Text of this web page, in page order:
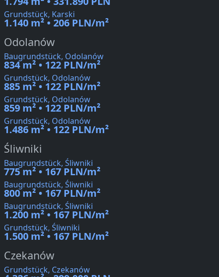
Grundstück, Karski
1.140 m² • 206 PLN/m²
Odolanów
Baugrundstück, Odolanów
834 m² • 122 PLN/m²
Grundstück, Odolanów
885 m² • 122 PLN/m²
Grundstück, Odolanów
859 m² • 122 PLN/m²
Grundstück, Odolanów
1.486 m² • 122 PLN/m²
Śliwniki
Baugrundstück, Śliwniki
775 m² • 167 PLN/m²
Baugrundstück, Śliwniki
800 m² • 167 PLN/m²
Baugrundstück, Śliwniki
1.200 m² • 167 PLN/m²
Grundstück, Śliwniki
1.500 m² • 167 PLN/m²
Czekanów
Grundstück, Czekanów